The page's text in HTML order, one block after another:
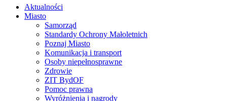
Aktualności
Miasto
Samorząd
Standardy Ochrony Małoletnich
Poznaj Miasto
Komunikacja i transport
Osoby niepełnosprawne
Zdrowie
ZIT BydOF
Pomoc prawna
Wyróżnienia i nagrody